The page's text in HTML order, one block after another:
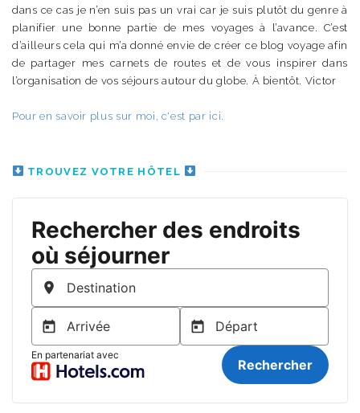
dans ce cas je n’en suis pas un vrai car je suis plutôt du genre à
planifier une bonne partie de mes voyages à l’avance. C’est
d’ailleurs cela qui m’a donné envie de créer ce blog voyage afin
de partager mes carnets de routes et de vous inspirer dans
l’organisation de vos séjours autour du globe. À bientôt. Victor
Pour en savoir plus sur moi, c'est par ici.
TROUVEZ VOTRE HÔTEL